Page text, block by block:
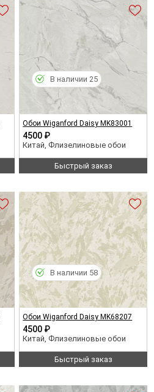
Обои Wiganford Daisy MK83001
4500 ₽
Китай, Флизелиновые обои
Быстрый заказ
В наличии 25
Обои Wiganford Daisy MK68207
4500 ₽
Китай, Флизелиновые обои
Быстрый заказ
В наличии 58